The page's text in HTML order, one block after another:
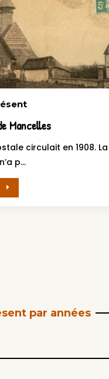
Mancelles
circulait en 1908. La
p...
par années